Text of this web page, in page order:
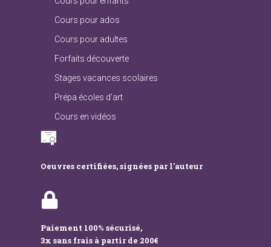
Cours pour ados
Cours pour adultes
Forfaits découverte
Stages vacances scolaires
Prépa écoles d’art
Cours en vidéos
Oeuvres certifiées, signées par l'auteur
Paiement 100% sécurisé,
3x sans frais à partir de 200€